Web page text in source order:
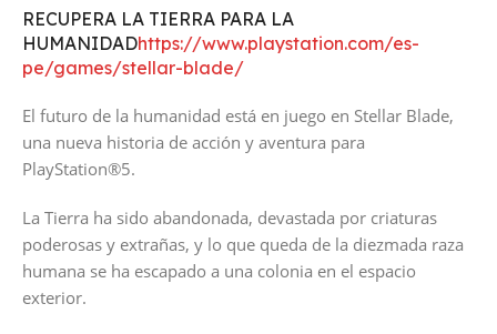
RECUPERA LA TIERRA PARA LA
HUMANIDADhttps://www.playstation.com/es-
pe/games/stellar-blade/
El futuro de la humanidad está en juego en Stellar Blade,
una nueva historia de acción y aventura para
PlayStation®5.
La Tierra ha sido abandonada, devastada por criaturas
poderosas y extrañas, y lo que queda de la diezmada raza
humana se ha escapado a una colonia en el espacio
exterior.